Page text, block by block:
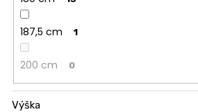
187,5 cm 1
200 cm 0
Výška